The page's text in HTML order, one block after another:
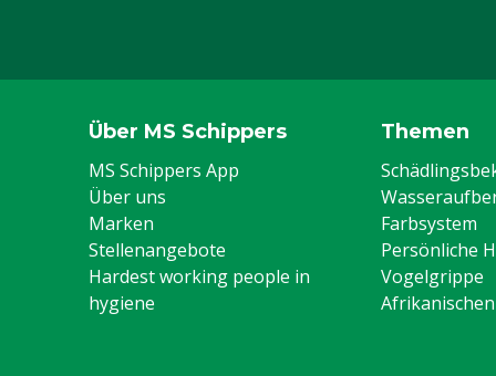
Über MS Schippers
MS Schippers App
Über uns
Marken
Stellenangebote
Hardest working people in
hygiene
Themen
Farbsystem
Persönliche
Vogelgrippe